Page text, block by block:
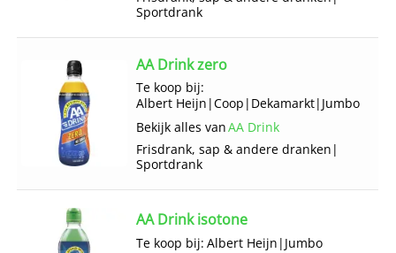
Sportdrank
AA Drink zero
Te koop bij:
Albert Heijn |Coop | Dekamarkt| Jumbo
Bekijk alles vanAA Drink
Frisdrank, sap & andere dranken |
Sportdrank
AA Drink isotone
Te koop bij: Albert Heijn | Jumbo